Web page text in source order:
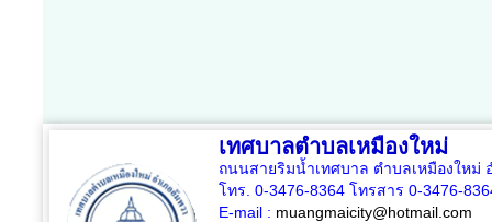
เทศบาลตำบลเหมืองใหม่
ถนนสายริมน้ำเทศบาล ตำบลเหมืองใหม่
โทร. 0-3476-8364 โทรสาร 0-3476-
E-mail : muangmaicity@hotmail.com